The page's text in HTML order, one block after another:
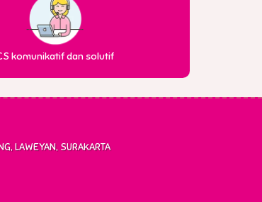
komunikatif dan solutif
LAWEYAN, SURAKARTA